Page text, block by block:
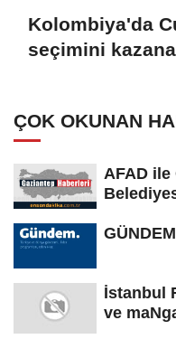
Kolombiya'da
seçimini
ÇOK OKUNAN
AFAD
İstanbul
ve